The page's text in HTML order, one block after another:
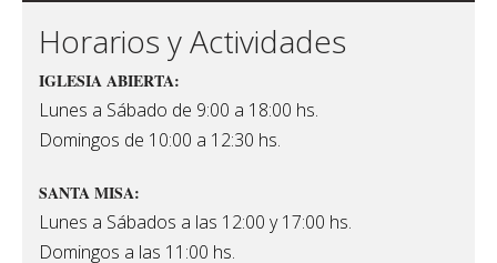
Horarios y Actividades
IGLESIA ABIERTA:
Lunes a Sábado de 9:00 a 18:00 hs.
Domingos de 10:00 a 12:30 hs.
SANTA MISA:
Lunes a Sábados a las 12:00 y 17:00 hs.
Domingos a las 11:00 hs.